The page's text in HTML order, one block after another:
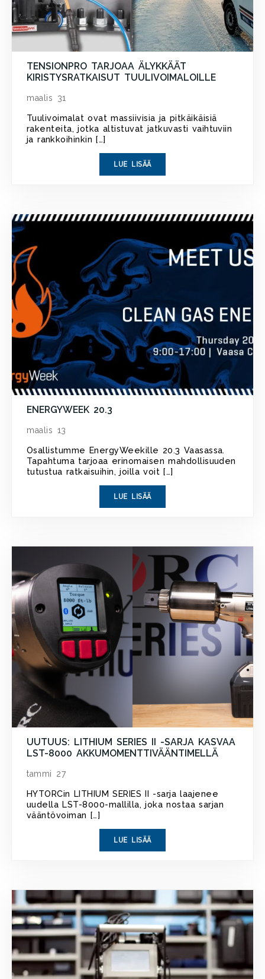
TENSIONPRO TARJOAA ÄLYKKÄÄT
KIRISTYSRATKAISUT TUULIVOIMALOILLE
maalis 31
Tuulivoimalat ovat massiivisia ja pitkäikäisiä
rakenteita, jotka altistuvat jatkuvasti vaihtuviin
ja rankkoihinkin […]
LUE LISÄÄ
ENERGYWEEK 20.3
maalis 13
Osallistumme EnergyWeekille 20.3 Vaasassa.
Tapahtuma tarjoaa erinomaisen mahdollisuuden
tutustua ratkaisuihin, joilla voit […]
LUE LISÄÄ
UUTUUS: LITHIUM SERIES II -SARJA KASVAA
LST-8000 AKKUMOMENTTIVÄÄNTIMELLÄ
tammi 27
HYTORCin LITHIUM SERIES II -sarja laajenee
uudella LST-8000-mallilla, joka nostaa sarjan
vääntövoiman […]
LUE LISÄÄ